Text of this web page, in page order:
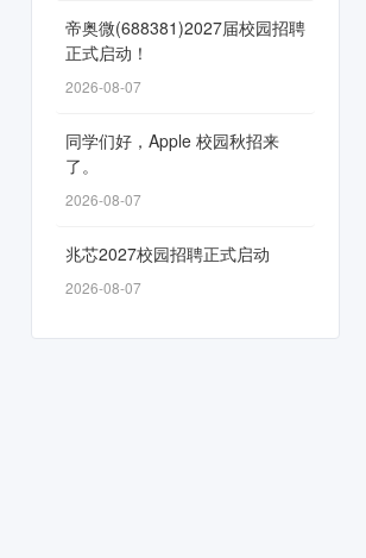
帝奥微(688381)2027届校园招聘
正式启动！
2026-08-07
同学们好，Apple 校园秋招来
了。
2026-08-07
兆芯2027校园招聘正式启动
2026-08-07